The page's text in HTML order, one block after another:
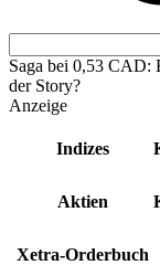
Saga bei 0,53 CAD:
der Story?
Anzeige
Indizes
Aktien
Xetra-Orderbuch